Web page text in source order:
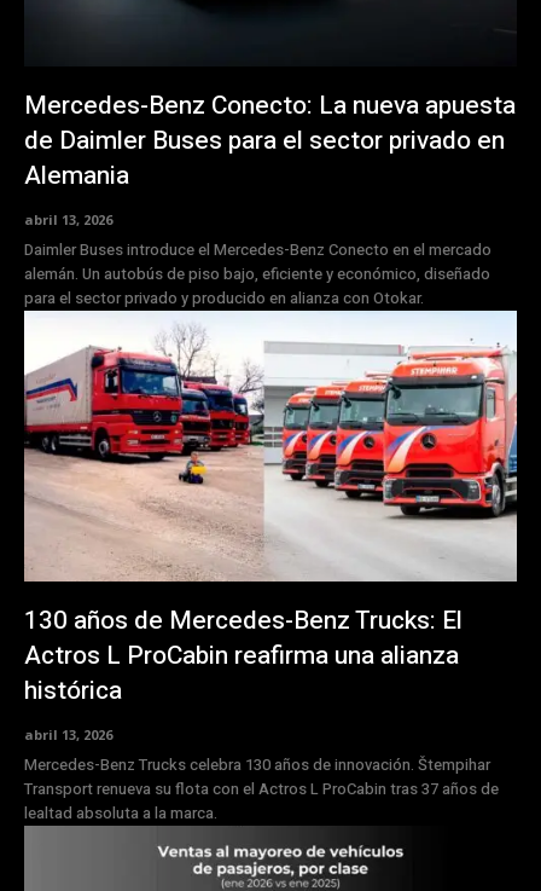
Mercedes-Benz Conecto: La nueva apuesta
de Daimler Buses para el sector privado en
Alemania
abril 13, 2026
Daimler Buses introduce el Mercedes-Benz Conecto en el mercado
alemán. Un autobús de piso bajo, eficiente y económico, diseñado
para el sector privado y producido en alianza con Otokar.
130 años de Mercedes-Benz Trucks: El
Actros L ProCabin reafirma una alianza
histórica
abril 13, 2026
Mercedes-Benz Trucks celebra 130 años de innovación. Štempihar
Transport renueva su flota con el Actros L ProCabin tras 37 años de
lealtad absoluta a la marca.